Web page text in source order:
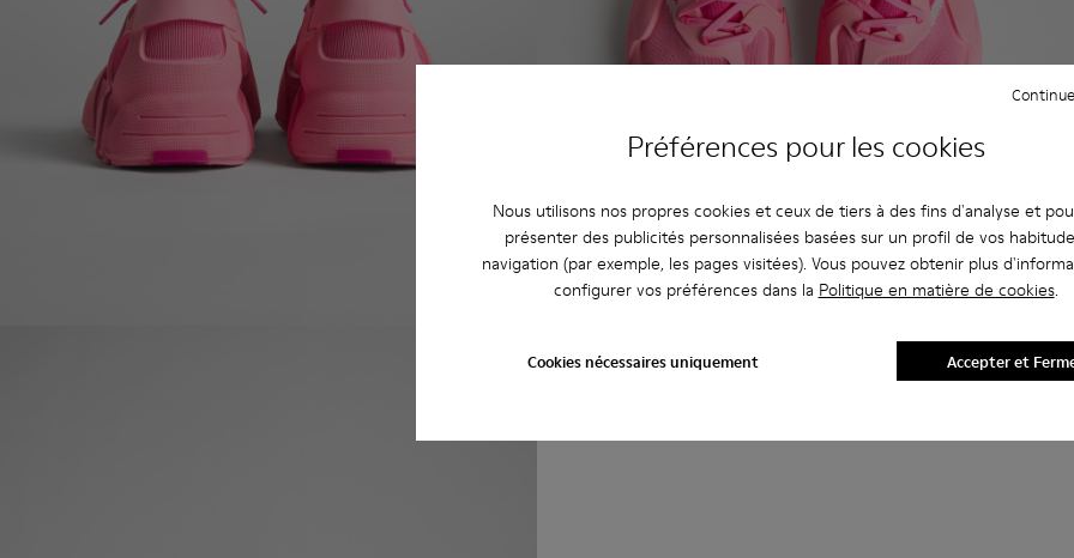
Préférences pour les cookies
Nous utilisons nos propres cookies et ceux de tiers à des fins d'analyse et
présenter des publicités personnalisées basées sur un profil de vos
navigation (par exemple, les pages visitées). Vous pouvez obtenir plus
configurer vos préférences dans la Politique en matière de cookies.
Cookies nécessaires uniquement Accepter et